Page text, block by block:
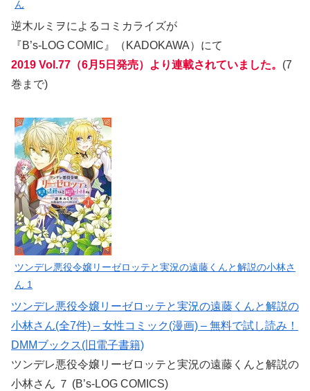
ん
逆木ルミヲによるコミカライズが
『B’s-LOG COMIC』（KADOKAWA）にて
2019 Vol.77（6月5日発売）より連載されていました。 (7
巻まで)
ツンデレ悪役令嬢リーゼロッテと実況の遠藤くんと解説の小林さ
ん 1
ツンデレ悪役令嬢リーゼロッテと実況の遠藤くんと解説の
小林さん(全7件) – 女性コミック(漫画) – 無料で試し読み！
DMMブックス(旧電子書籍)
ツンデレ悪役令嬢リーゼロッテと実況の遠藤くんと解説の
小林さん ７ (B’s-LOG COMICS)